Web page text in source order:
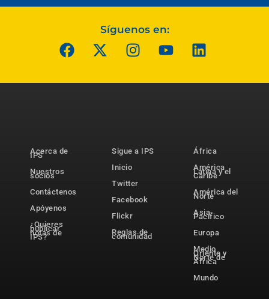
Síguenos en:
Acerca de
IPS
Nuestros
socios
Contáctenos
Apóyenos
¿Quieres
publicar
notas de
IPS?
Sigue a IPS
Inicio
Twitter
Facebook
Flickr
Reglas de
comunidad
África
América
Latina y el
Caribe
América del
Norte
Asia-
Pacífico
Europa
Medio
Oriente y
Norte de
África
Mundo